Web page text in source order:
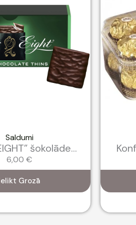
Saldumi
šokolāde...
6,00 €
Grozā